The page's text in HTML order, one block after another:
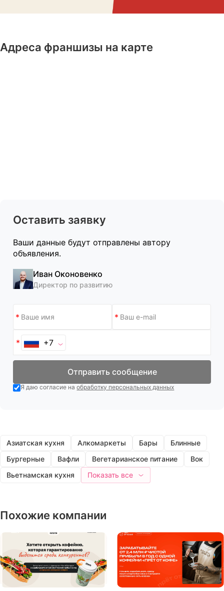
Адреса франшизы на карте
Оставить заявку
Ваши данные будут отправлены автору
объявления.
Иван Оконовенко
Директор по развитию
+7
Отправить сообщение
Я даю согласие наобработку персональных данных
Азиатская кухня Алкомаркеты Бары
Блинные
Бургерные
Вафли Вегетарианское питание
Вок
Вьетнамская кухня
Показать все
Похожие компании